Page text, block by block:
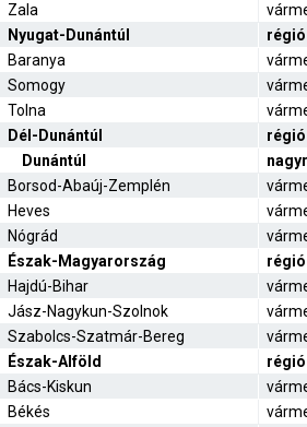
Zala
Nyugat-Dunántúl
régió
Baranya
Somogy
Tolna
Dél-Dunántúl
régió
Dunántúl
Borsod-Abaúj-Zemplén
Heves
Nógrád
Észak-Magyarország
régió
Hajdú-Bihar
Jász-Nagykun-Szolnok
Szabolcs-Szatmár-Bereg
Észak-Alföld
régió
Bács-Kiskun
Békés